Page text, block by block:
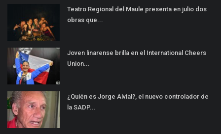
Teatro Regional del Maule presenta en julio dos
obras que...
Joven linarense brilla en el International Cheers
Union...
¿Quién es Jorge Alvial?, el nuevo controlador de
la SADP...